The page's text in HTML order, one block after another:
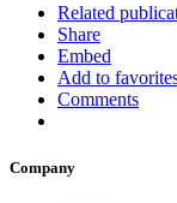
Related
Share
Embed
Add to
Comments
Company